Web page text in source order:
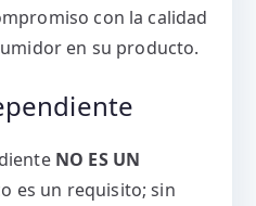
con la calidad
en su producto.
NO ES UN
es un requisito; sin